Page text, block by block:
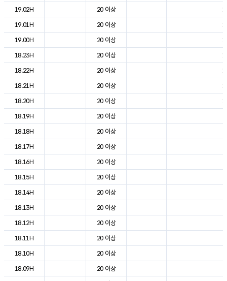
19.02H
20 이상
19.01H
20 이상
19.00H
20 이상
18.23H
20 이상
18.22H
20 이상
18.21H
20 이상
18.20H
20 이상
18.19H
20 이상
18.18H
20 이상
18.17H
20 이상
18.16H
20 이상
18.15H
20 이상
18.14H
20 이상
18.13H
20 이상
18.12H
20 이상
18.11H
20 이상
18.10H
20 이상
18.09H
20 이상